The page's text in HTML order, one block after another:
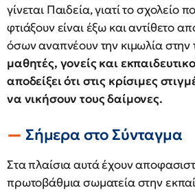
γίνεται Παιδεία, γιατί το σχολείο
φτιάξουν είναι έξω και αντίθετο
όσων αναπνέουν την κιμωλία στην
μαθητές, γονείς και
αποδείξει ότι στις κρίσιμες
να νικήσουν τους δαίμονες.
Σήμερα στο Σύνταγμα
Στα πλαίσια αυτά έχουν
πρωτοβάθμια σωματεία στην